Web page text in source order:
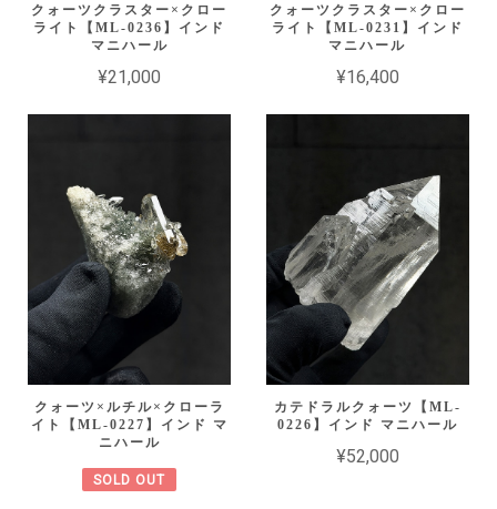
クォーツクラスター×クロー
ライト【ML-0236】インド
マニハール
¥21,000
クォーツクラスター×クロー
ライト【ML-0231】インド
マニハール
¥16,400
クォーツ×ルチル×クローラ
イト【ML-0227】インド マ
ニハール
SOLD OUT
カテドラルクォーツ【ML-
0226】インド マニハール
¥52,000